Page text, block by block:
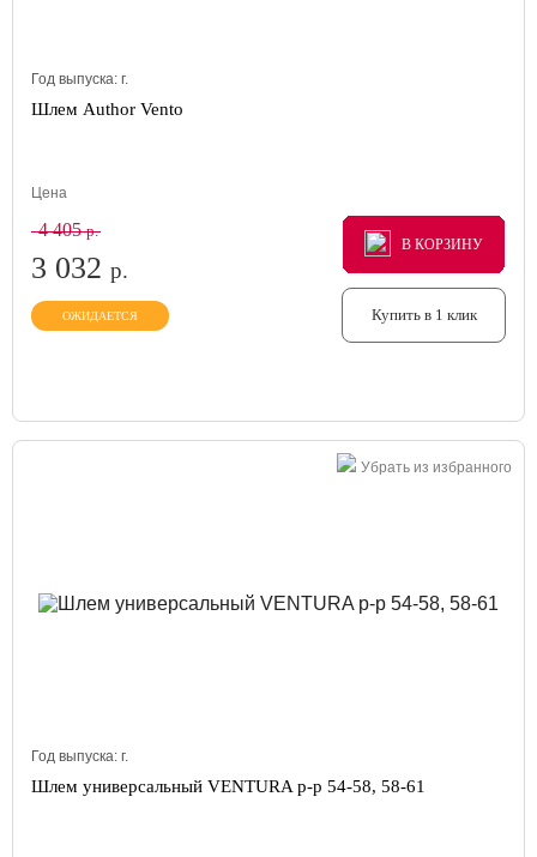
Год выпуска: г.
Шлем Author Vento
Цена
4 405р.
3 032 р.
ОЖИДАЕТСЯ
В КОРЗИНУ
В КОРЗИНУ
В КОРЗИНУ
Купить в 1 клик
Убрать из избранного
Год выпуска: г.
Шлем универсальный VENTURA р-р 54-58, 58-61